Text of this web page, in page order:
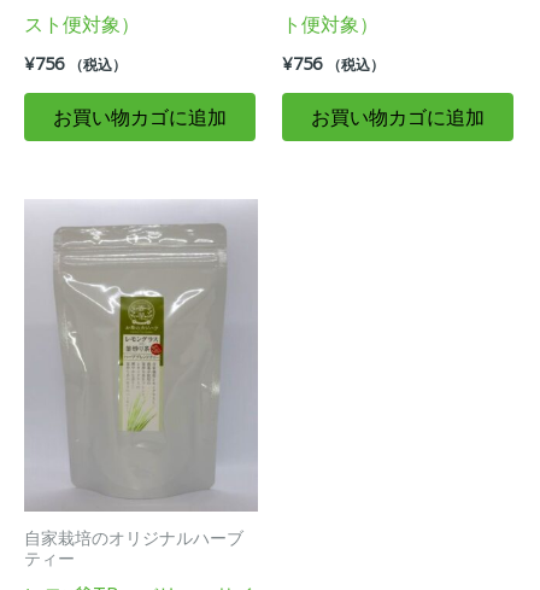
スト便対象）
¥756 （税込）
お買い物カゴに追加
ト便対象）
¥756 （税込）
お買い物カゴに追加
自家栽培のオリジナルハーブ
ティー